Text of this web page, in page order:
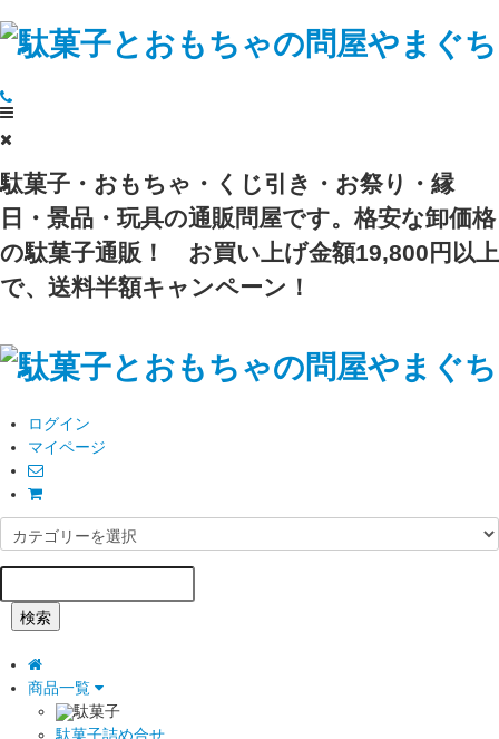
駄菓子・おもちゃ・くじ引き・お祭り・縁
日・景品・玩具の通販問屋です。格安な卸価格
の駄菓子通販！
お買い上げ金額19,800円以上
で、送料半額キャンペーン！
ログイン
マイページ
検索
商品一覧
駄菓子
駄菓子詰め合せ